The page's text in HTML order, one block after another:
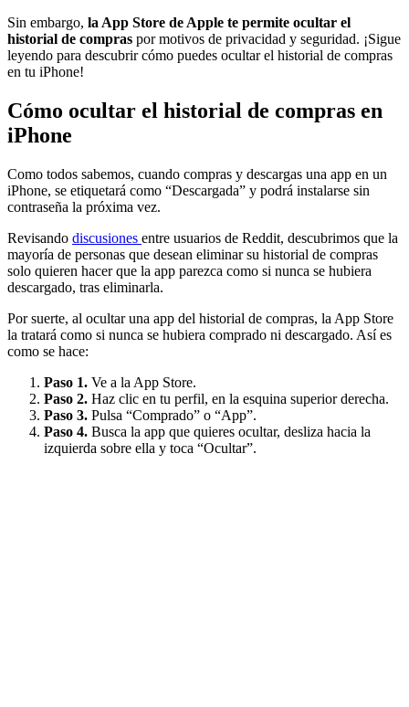
Sin embargo, la App Store de Apple te permite ocultar el
historial de compras por motivos de privacidad y seguridad. ¡Sigue
leyendo para descubrir cómo puedes ocultar el historial de compras
en tu iPhone!
Cómo ocultar el historial de compras en
iPhone
Como todos sabemos, cuando compras y descargas una app en un
iPhone, se etiquetará como “Descargada” y podrá instalarse sin
contraseña la próxima vez.
Revisando discusiones entre usuarios de Reddit, descubrimos que la
mayoría de personas que desean eliminar su historial de compras
solo quieren hacer que la app parezca como si nunca se hubiera
descargado, tras eliminarla.
Por suerte, al ocultar una app del historial de compras, la App Store
la tratará como si nunca se hubiera comprado ni descargado. Así es
como se hace:
Paso 1. Ve a la App Store.
Paso 2. Haz clic en tu perfil, en la esquina superior derecha.
Paso 3. Pulsa “Comprado” o “App”.
Paso 4. Busca la app que quieres ocultar, desliza hacia la
izquierda sobre ella y toca “Ocultar”.